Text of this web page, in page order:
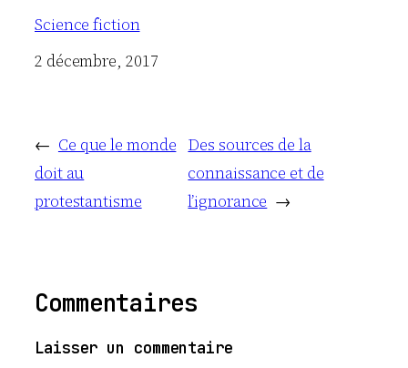
Science fiction
Date
2 décembre, 2017
← Ce que le monde
doit au
protestantisme
Des sources de la
connaissance et de
l’ignorance →
Commentaires
Laisser un commentaire